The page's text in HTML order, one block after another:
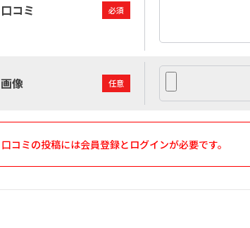
口コミ 必須
画像 任意
口コミの投稿には会員登録とログインが必要です。